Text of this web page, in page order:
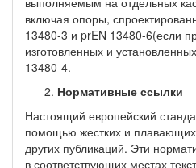
включая опоры,
13480-3 и prEN 13480-6(если
изготовленных и
13480-4.
Нормативные ссылки
Настоящий европейский
помощью жестких и
других публикаций. Эти
в соответствующих местах